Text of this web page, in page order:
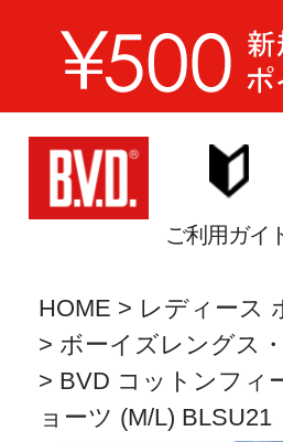
ご利用ガイ
HOME レディース
ボーイズレングス
BVD コットンフィ
ョーツ (M/L) BLSU21